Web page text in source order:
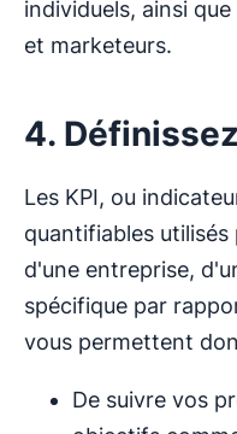
individuels, ainsi
et marketeurs.
4.
Les KPI, ou
quantifiables utilisés
d'une entreprise,
spécifique par
vous permettent
De suivre vos